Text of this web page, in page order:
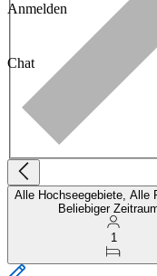
Anmelden
Chat
Alle Hochseegebiete, Alle
Beliebiger
1